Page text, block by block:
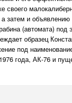
своего
затем и объявлению
(автомата) под
образец
под
года, АК-76 и